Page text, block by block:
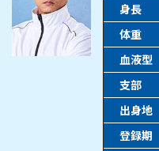
身長
体重
血液型
支部
出身地
登録期